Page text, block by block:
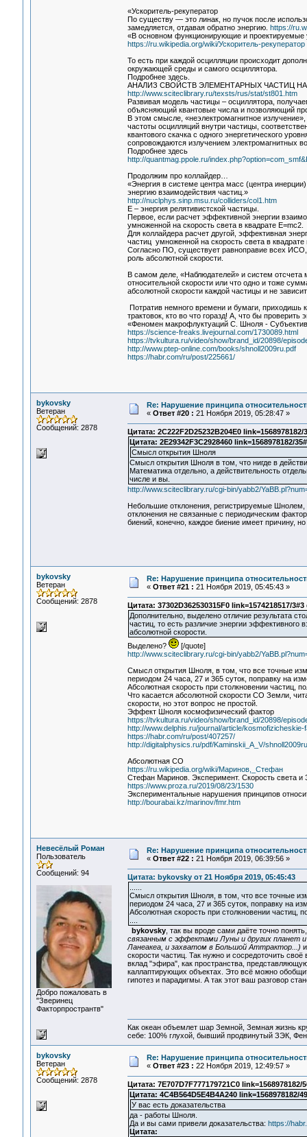
«Ускоритель-рекуператор
По существу — это линак, но пучок после
замедляется, отдавая обратно энергию. https://
«В основном функционирующие и проектируемые
https://ru.wikipedia.org/wiki/Ускоритель-рекуператор
То есть при каждой осцилляции происходит
окружающей среды и самого осциллятора.
Подробнее здесь.
АНАЛИЗ СВОЙСТВ ЭЛЕМЕНТАРНЫХ ЧАСТИЦ
http://www.sciteclibrary.ru/texsts/rus/stat/st801.htm
Развивая модель частицы – осциллятора,
объясняющий квантовые числа и позволяющий
В этом смысле, «неэлектромагнитное
частоты осцилляций внутри частицы,
квантового скачка с одного энергетического
сопровождаются излучением электромагнитных
Подробнее здесь
http://quantmag.ppole.ru/
Продолжим про коллайдер…
«Энергия в системе центра масс (центра
энергию взаимодействия частиц.»
http://nuclphys.sinp.msu.ru/colliders/col1.htm
Е – энергия релятивистской частицы.
Первое, если расчет эффективной энергии
умноженной на скорость света в квадрате Е=mc2.
Для коллайдера расчет другой, эффективная
частиц умноженной на скорость света в квадрате
Согласно ПО, существует равноправие всех ИСО,
роль абсолютной скорости.
В самом деле, «Наблюдателей» и систем отсчета
относительной скорости или что одно и тоже
абсолютной скорости каждой частицы и не
Потратив немного времени и бумаги, приходишь
трактовок, кто во что горазд! А, что бы
«Феномен макрофлуктуаций С. Шноля -
https://science-freaks.livejournal.com/1730089.html
https://tvkultura.ru/video/show/brand_id/20898/
http://www.ptep-online.com/books/shnoll2009ru.pdf
https://habr.com/ru/post/225661/
bykovsky
Ветеран
Сообщений: 2878
Re: Нарушение принципа
« Ответ #20 : 21 Ноября 2019, 05:28:47 »
Цитата: 2C222F2D25232B204E0 link=1568978182/
Цитата: 2E29342F3C2928460 link=1568978182/
Смысл открытия Шноля
Смысл открытия Шноля в том, что нигде в
Математика отдельно, а действительность
числе и вы.
http://www.sciteclibrary.ru/cgi-bin/yabb2/
Небольшие отклонения, регистрируемые Шнолем,
отклонения не связанные с периодическим
биений, конечно, каждое биение имеет причину,
bykovsky
Ветеран
Сообщений: 2878
Re: Нарушение принципа
« Ответ #21 : 21 Ноября 2019, 05:45:43 »
Цитата: 37302D362530315F0 link=1574218517/3#3
Дополнительно, выделено отличие результата
частиц, то есть различие энергии эффективного
абсолютной скорости.
Выделено?
[/quote]
http://www.sciteclibrary.ru/cgi-bin/yabb2/
Смысл открытия Шноля, в том, что все точные
периодом 24 часа, 27 и 365 суток, поправку на
Абсолютная скорость при столкновении частиц,
Что касается абсолютной скорости СО Земли,
скорости, но этот вопрос не простой.
Эффект Шноля космофизический фактор
https://tvkultura.ru/video/show/brand_id/20898/
http://www.delphis.ru/journal/article/
https://habr.com/ru/post/407257/
http://digitalphysics.ru/pdf/Kaminskii_A_V/
Абсолютная СО
https://ru.wikipedia.org/wiki/Маринов,_Стефан
Стефан Маринов. Эксперимент. Скорость света и
https://www.proza.ru/2019/08/23/1530
Экспериментальные нарушения принципов
http://bourabai.kz/marinov/fmr.htm
Невесёлый Роман
Пользователь
Сообщений: 94
Добро пожаловать в
"Зверинец
Факторпространтв"
Re: Нарушение принципа
« Ответ #22 : 21 Ноября 2019, 06:39:56 »
Цитата: bykovsky от 21 Ноября 2019, 05:45:43
Смысл открытия Шноля, в том, что все точные
периодом 24 часа, 27 и 365 суток, поправку на
Абсолютная скорость при столкновении частиц,
bykovsky, так вы вроде сами даёте точно
связанным с эффектами Луны и других планет
Ланеакеа, и захватом в Большой Аттрактор...)
скорости частиц. Так нужно и сосредоточить
вклад "эфира", как пространства,
каллаптирующих объектах. Это всё можно
гипотез и парадигмы. А так этот ваш разговор
Как океан объемлет шар Земной, Земная жизнь
себе: 100% глухой, бывший продвинутый ЗЭК,
bykovsky
Ветеран
Сообщений: 2878
Re: Нарушение принципа
« Ответ #23 : 22 Ноября 2019, 12:49:57 »
Цитата: 7E707D7F777179721C0 link=1568978182/
Цитата: 4C4B564D5E4B4A240 link=1568978182/
У вас есть доказательства
да - работы Шноля.
Да и вы сами привели доказательства: https://
Цитата: